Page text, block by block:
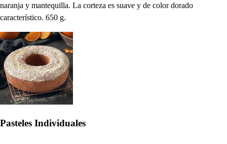
naranja y mantequilla. La corteza es suave y de color dorado
característico. 650 g.
Pasteles Individuales